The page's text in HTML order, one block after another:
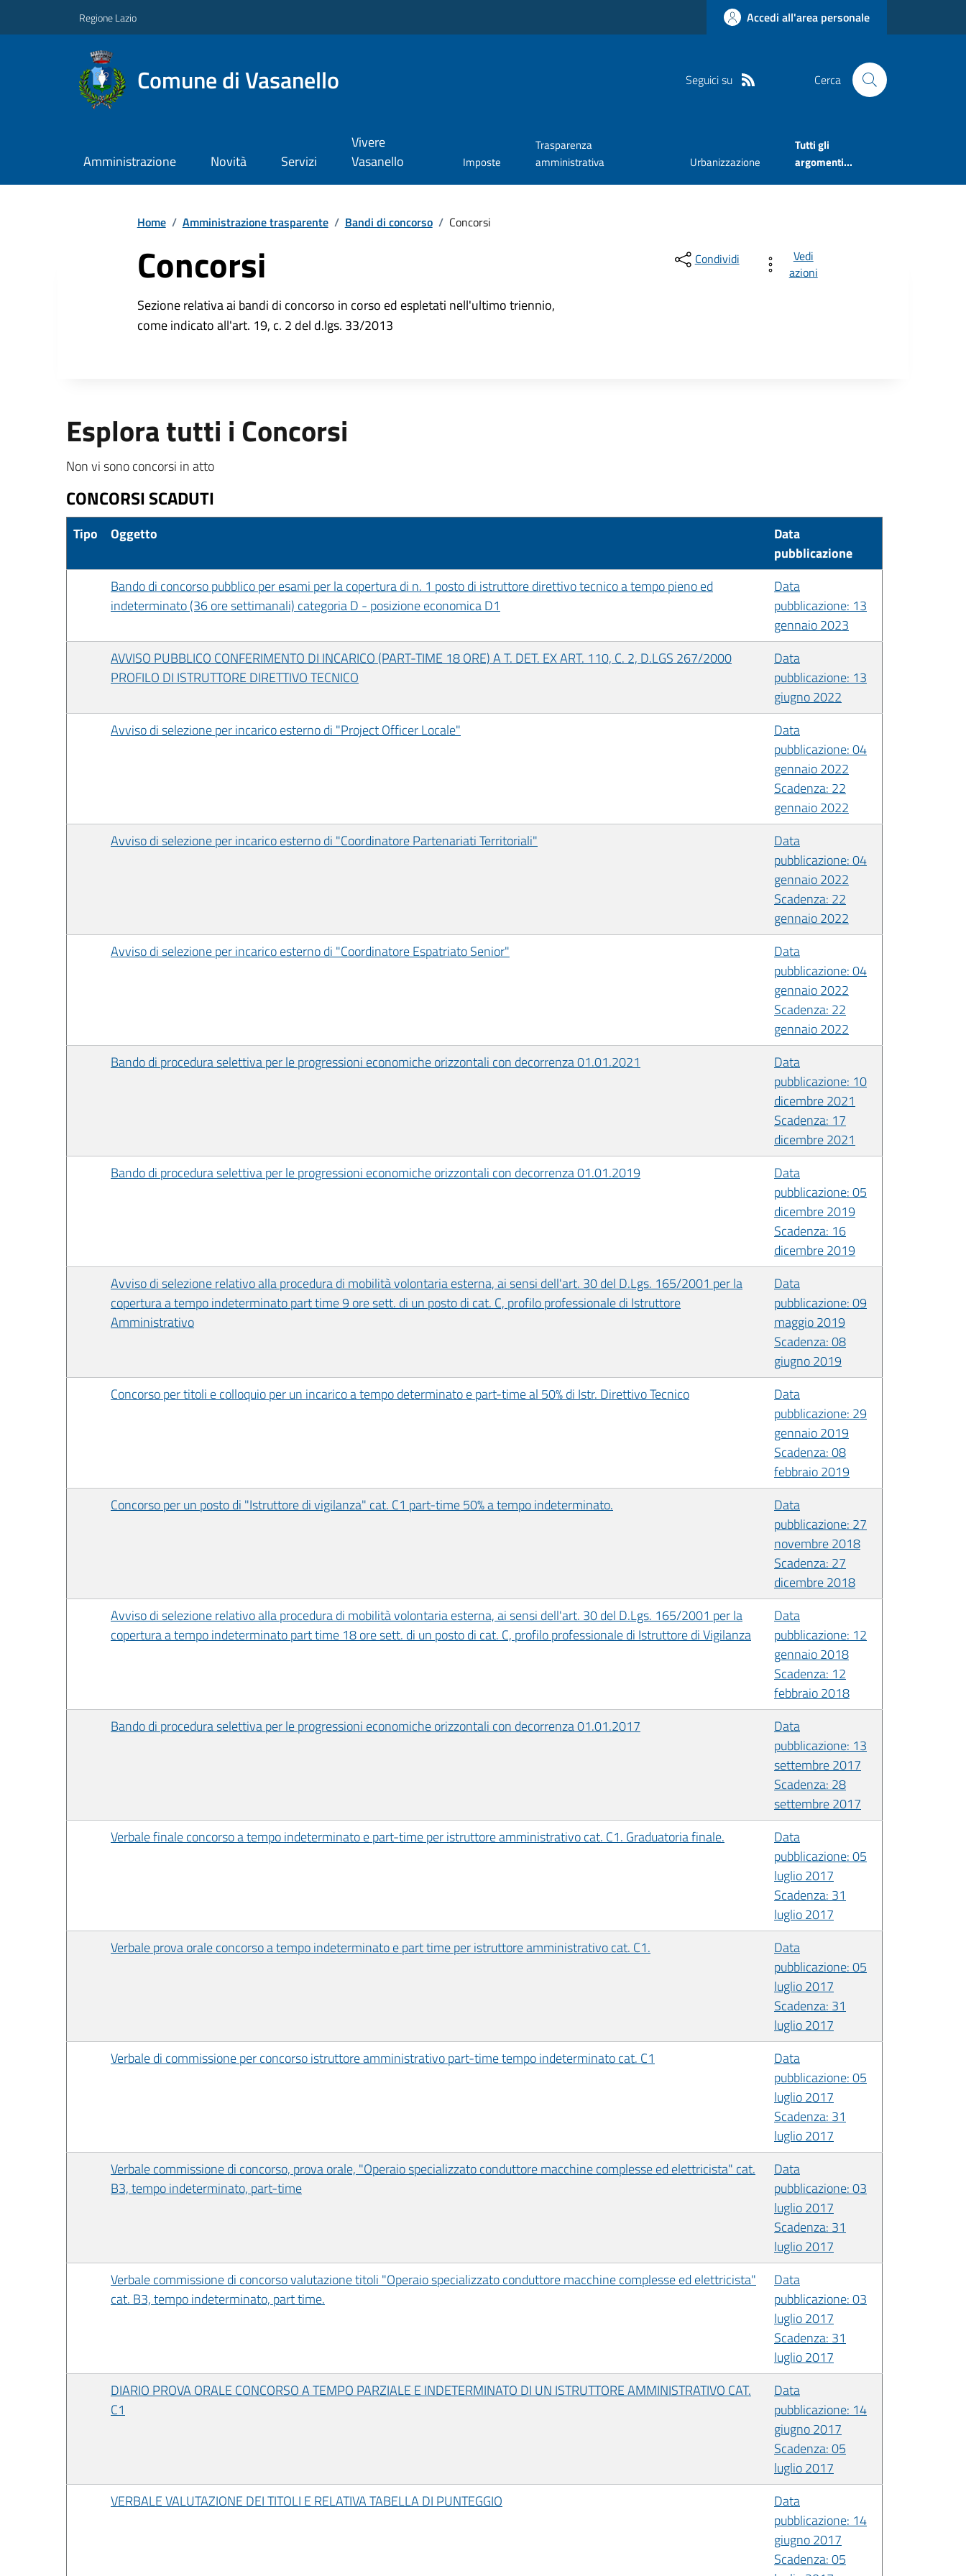
Regione Lazio Accedi all'area personale
Comune di Vasanello Seguici su Cerca
Amministrazione Novità Servizi
Vivere
Vasanello
Imposte
Trasparenza
amministrativa
Urbanizzazione
Tutti gli
argomenti...
Home / Amministrazione trasparente / Bandi di concorso / Concorsi
Concorsi
Sezione relativa ai bandi di concorso in corso ed espletati nell'ultimo triennio,
come indicato all'art. 19, c. 2 del d.lgs. 33/2013
Condividi
Vedi
azioni
Esplora tutti i Concorsi
Non vi sono concorsi in atto
CONCORSI SCADUTI
Tipo Oggetto
Data
pubblicazione
Bando di concorso pubblico per esami per la copertura di n. 1 posto di istruttore direttivo tecnico a tempo pieno ed
indeterminato (36 ore settimanali) categoria D - posizione economica D1
Data
pubblicazione: 13
gennaio 2023
AVVISO PUBBLICO CONFERIMENTO DI INCARICO (PART-TIME 18 ORE) A T. DET. EX ART. 110, C. 2, D.LGS 267/2000
PROFILO DI ISTRUTTORE DIRETTIVO TECNICO
Data
pubblicazione: 13
giugno 2022
Avviso di selezione per incarico esterno di "Project Officer Locale"
Data
pubblicazione: 04
gennaio 2022
Scadenza: 22
gennaio 2022
Avviso di selezione per incarico esterno di "Coordinatore Partenariati Territoriali"
Data
pubblicazione: 04
gennaio 2022
Scadenza: 22
gennaio 2022
Avviso di selezione per incarico esterno di "Coordinatore Espatriato Senior"
Data
pubblicazione: 04
gennaio 2022
Scadenza: 22
gennaio 2022
Bando di procedura selettiva per le progressioni economiche orizzontali con decorrenza 01.01.2021
Data
pubblicazione: 10
dicembre 2021
Scadenza: 17
dicembre 2021
Bando di procedura selettiva per le progressioni economiche orizzontali con decorrenza 01.01.2019
Data
pubblicazione: 05
dicembre 2019
Scadenza: 16
dicembre 2019
Avviso di selezione relativo alla procedura di mobilità volontaria esterna, ai sensi dell'art. 30 del D.Lgs. 165/2001 per la
copertura a tempo indeterminato part time 9 ore sett. di un posto di cat. C, profilo professionale di Istruttore
Amministrativo
Data
pubblicazione: 09
maggio 2019
Scadenza: 08
giugno 2019
Concorso per titoli e colloquio per un incarico a tempo determinato e part-time al 50% di Istr. Direttivo Tecnico
Data
pubblicazione: 29
gennaio 2019
Scadenza: 08
febbraio 2019
Concorso per un posto di "Istruttore di vigilanza" cat. C1 part-time 50% a tempo indeterminato.
Data
pubblicazione: 27
novembre 2018
Scadenza: 27
dicembre 2018
Avviso di selezione relativo alla procedura di mobilità volontaria esterna, ai sensi dell'art. 30 del D.Lgs. 165/2001 per la
copertura a tempo indeterminato part time 18 ore sett. di un posto di cat. C, profilo professionale di Istruttore di Vigilanza
Data
pubblicazione: 12
gennaio 2018
Scadenza: 12
febbraio 2018
Bando di procedura selettiva per le progressioni economiche orizzontali con decorrenza 01.01.2017
Data
pubblicazione: 13
settembre 2017
Scadenza: 28
settembre 2017
Verbale finale concorso a tempo indeterminato e part-time per istruttore amministrativo cat. C1. Graduatoria finale.
Data
pubblicazione: 05
luglio 2017
Scadenza: 31
luglio 2017
Verbale prova orale concorso a tempo indeterminato e part time per istruttore amministrativo cat. C1.
Data
pubblicazione: 05
luglio 2017
Scadenza: 31
luglio 2017
Verbale di commissione per concorso istruttore amministrativo part-time tempo indeterminato cat. C1
Data
pubblicazione: 05
luglio 2017
Scadenza: 31
luglio 2017
Verbale commissione di concorso, prova orale, "Operaio specializzato conduttore macchine complesse ed elettricista" cat.
B3, tempo indeterminato, part-time
Data
pubblicazione: 03
luglio 2017
Scadenza: 31
luglio 2017
Verbale commissione di concorso valutazione titoli "Operaio specializzato conduttore macchine complesse ed elettricista"
cat. B3, tempo indeterminato, part time.
Data
pubblicazione: 03
luglio 2017
Scadenza: 31
luglio 2017
DIARIO PROVA ORALE CONCORSO A TEMPO PARZIALE E INDETERMINATO DI UN ISTRUTTORE AMMINISTRATIVO CAT.
C1
Data
pubblicazione: 14
giugno 2017
Scadenza: 05
luglio 2017
VERBALE VALUTAZIONE DEI TITOLI E RELATIVA TABELLA DI PUNTEGGIO
Data
pubblicazione: 14
giugno 2017
Scadenza: 05